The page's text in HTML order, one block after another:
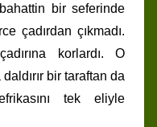
bir seferinde
çadırdan çıkmadı.
korlardı. O
bir taraftan da
tek eliyle